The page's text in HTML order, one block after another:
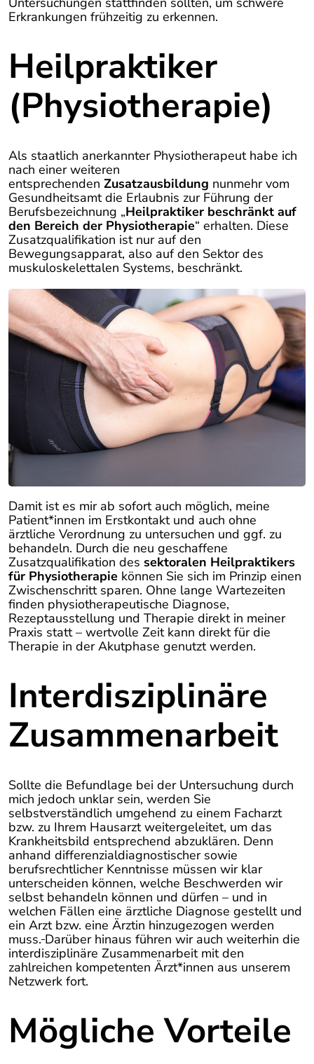
Erkrankungen frühzeitig zu erkennen.
Heilpraktiker
(Physiotherapie)
Als staatlich anerkannter Physiotherapeut habe ich
nach einer weiteren
entsprechenden Zusatzausbildung nunmehr vom
Gesundheitsamt die Erlaubnis zur Führung der
Berufsbezeichnung „Heilpraktiker beschränkt auf
den Bereich der Physiotherapie“ erhalten. Diese
Zusatzqualifikation ist nur auf den
Bewegungsapparat, also auf den Sektor des
muskuloskelettalen Systems, beschränkt.
Damit ist es mir ab sofort auch möglich, meine
Patient*innen im Erstkontakt und auch ohne
ärztliche Verordnung zu untersuchen und ggf. zu
behandeln. Durch die neu geschaffene
Zusatzqualifikation des sektoralen Heilpraktikers
für Physiotherapie können Sie sich im Prinzip einen
Zwischenschritt sparen. Ohne lange Wartezeiten
finden physiotherapeutische Diagnose,
Rezeptausstellung und Therapie direkt in meiner
Praxis statt – wertvolle Zeit kann direkt für die
Therapie in der Akutphase genutzt werden.
Interdisziplinäre
Zusammenarbeit
Sollte die Befundlage bei der Untersuchung durch
mich jedoch unklar sein, werden Sie
selbstverständlich umgehend zu einem Facharzt
bzw. zu Ihrem Hausarzt weitergeleitet, um das
Krankheitsbild entsprechend abzuklären. Denn
anhand differenzialdiagnostischer sowie
berufsrechtlicher Kenntnisse müssen wir klar
unterscheiden können, welche Beschwerden wir
selbst behandeln können und dürfen – und in
welchen Fällen eine ärztliche Diagnose gestellt und
ein Arzt bzw. eine Ärztin hinzugezogen werden
muss. Darüber hinaus führen wir auch weiterhin die
interdisziplinäre Zusammenarbeit mit den
zahlreichen kompetenten Ärzt*innen aus unserem
Netzwerk fort.
Mögliche Vorteile